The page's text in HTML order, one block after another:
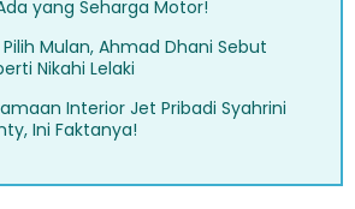
yang Seharga Motor!
Mulan, Ahmad Dhani Sebut
Nikahi Lelaki
Interior Jet Pribadi Syahrini
Ini Faktanya!